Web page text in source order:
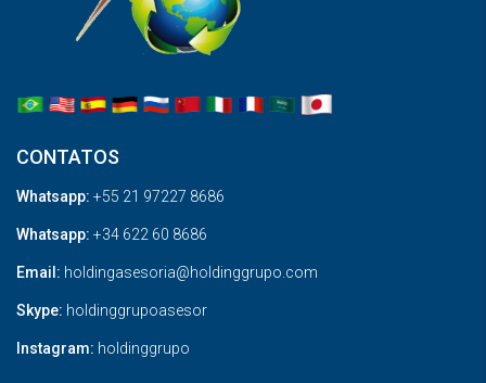
CONTATOS
Whatsapp: +55 21 97227 8686
Whatsapp: +34 622 60 8686
Email: holdingasesoria@holdinggrupo.com
Skype: holdinggrupoasesor
Instagram: holdinggrupo